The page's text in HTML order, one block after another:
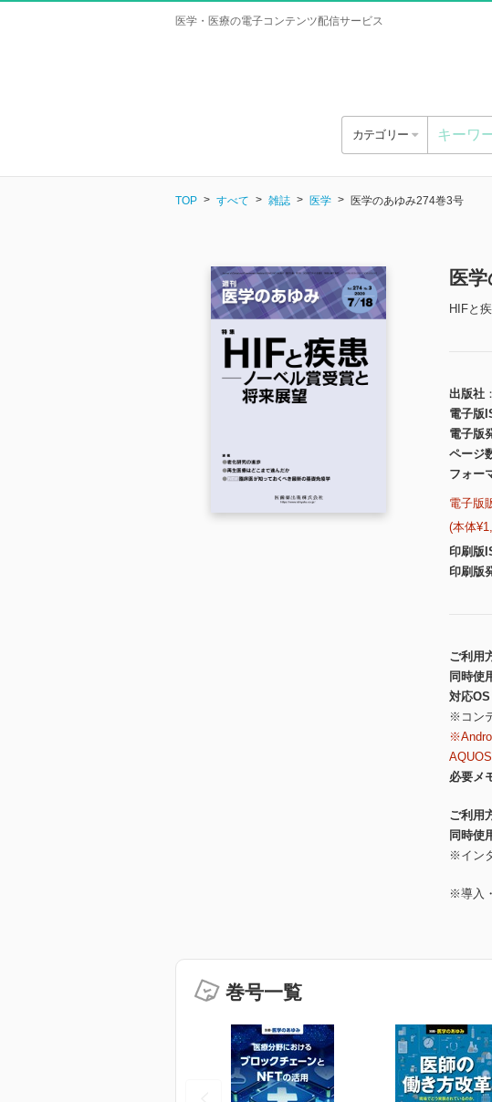
医学・医療の電子コンテンツ配信サービス
カテゴリー
TOP すべて 雑誌 医学 医学のあゆみ274巻3号
医
HIFと
出版社
電子版
電子版
ページ
フォー
電子版
(本体
印刷版
印刷版
ご利用
同時使
対応OS
※コン
必要メ
ご利用
同時使
※イン
※導入
巻号一覧